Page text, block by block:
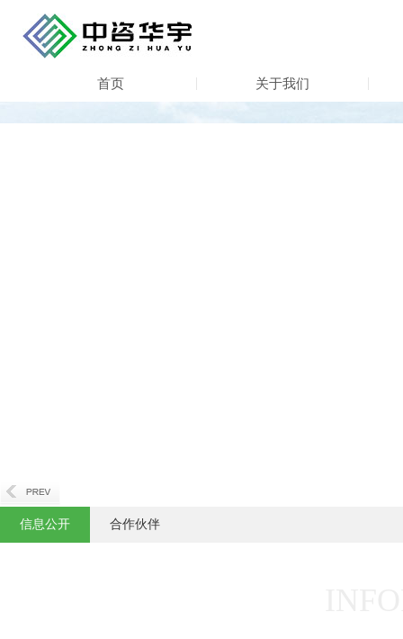
首页 关于我们
信息公开 合作伙伴